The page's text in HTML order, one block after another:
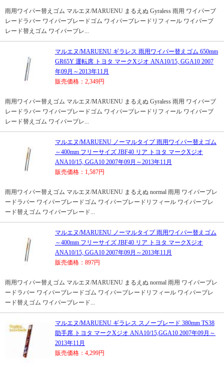
雨用ワイパー替えゴム マルエヌ/MARUENU まるえぬ Gyraless 雨用 ワイパーブ
レードラバー ワイパーブレードゴム ワイパーブレードリフィール ワイパーブ
レード替えゴム ワイパーブレ...
マルエヌ/MARUENU ギラレス 雨用ワイパー替えゴム 650mm
GR65Y 運転席 トヨタ マークXジオ ANA10/15, GGA10 2007
年09月～2013年11月
販売価格：2,349円
雨用ワイパー替えゴム マルエヌ/MARUENU まるえぬ Gyraless 雨用 ワイパーブ
レードラバー ワイパーブレードゴム ワイパーブレードリフィール ワイパーブ
レード替えゴム ワイパーブレ...
マルエヌ/MARUENU ノーマルタイプ 雨用ワイパー替えゴム
～400mm フリーサイズ JBF40 リア トヨタ マークXジオ
ANA10/15, GGA10 2007年09月～2013年11月
販売価格：1,587円
雨用ワイパー替えゴム マルエヌ/MARUENU まるえぬ normal 雨用 ワイパーブレ
ードラバー ワイパーブレードゴム ワイパーブレードリフィール ワイパーブレ
ード替えゴム ワイパーブレード...
マルエヌ/MARUENU ノーマルタイプ 雨用ワイパー替えゴム
～400mm フリーサイズ JBF40 リア トヨタ マークXジオ
ANA10/15, GGA10 2007年09月～2013年11月
販売価格：897円
雨用ワイパー替えゴム マルエヌ/MARUENU まるえぬ normal 雨用 ワイパーブレ
ードラバー ワイパーブレードゴム ワイパーブレードリフィール ワイパーブレ
ード替えゴム ワイパーブレード...
マルエヌ/MARUENU ギラレス スノーブレード 380mm TS38
助手席 トヨタ マークXジオ ANA10/15,GGA10 2007年09月～
2013年11月
販売価格：4,299円